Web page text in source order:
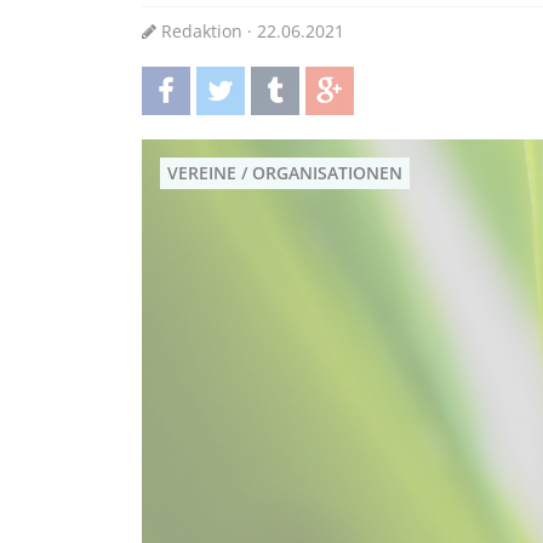
Redaktion · 22.06.2021
teilentwittern teilen teilen
VEREINE / ORGANISATIONEN